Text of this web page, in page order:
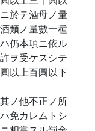
於テ酒母ノ量
類ノ量數一種
仍本項ニ依ル
ヲ受ケスシテ
以上百圓以下
ノ他不正ノ所
免カレムトシ